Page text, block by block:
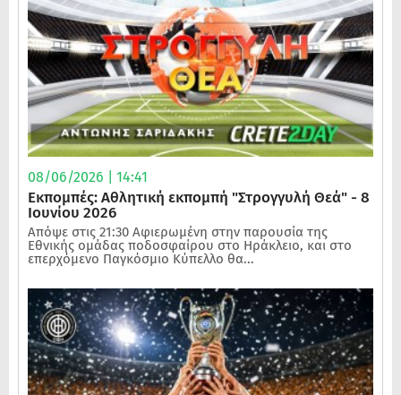
08/06/2026 | 14:41
Εκπομπές: Αθλητική εκπομπή "Στρογγυλή Θεά" - 8
Ιουνίου 2026
Απόψε στις 21:30 Αφιερωμένη στην παρουσία της
Εθνικής ομάδας ποδοσφαίρου στο Ηράκλειο, και στο
επερχόμενο Παγκόσμιο Κύπελλο θα...